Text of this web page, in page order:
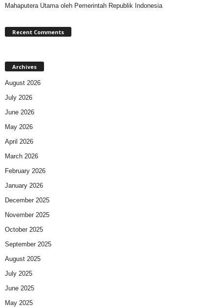
Mahaputera Utama oleh Pemerintah Republik Indonesia
Recent Comments
Archives
August 2026
July 2026
June 2026
May 2026
April 2026
March 2026
February 2026
January 2026
December 2025
November 2025
October 2025
September 2025
August 2025
July 2025
June 2025
May 2025